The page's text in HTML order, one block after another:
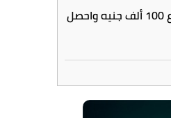
فرصة ذهبية للاستثمار.. أودع 100 ألف جنيه واحصل